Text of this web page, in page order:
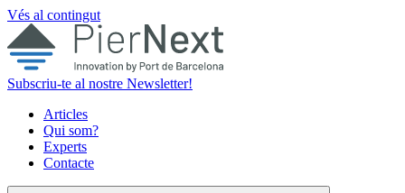
Vés al contingut
Subscriu-te al nostre Newsletter!
Articles
Qui som?
Experts
Contacte